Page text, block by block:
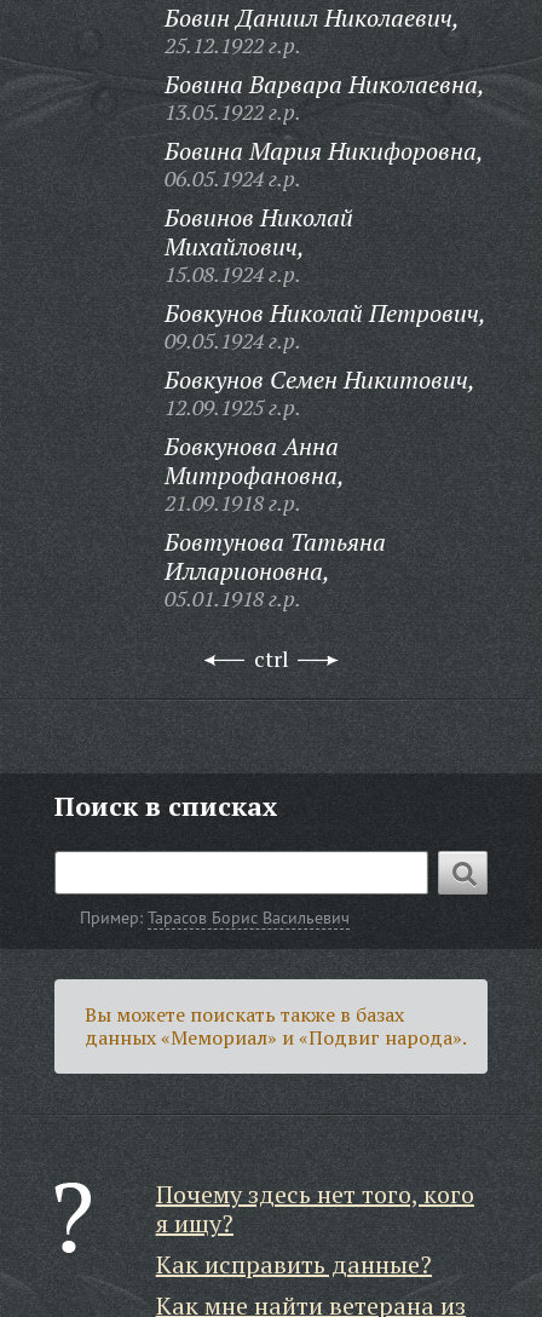
Бовин Даниил Николаевич,
25.12.1922 г.р.
Бовина Варвара Николаевна,
13.05.1922 г.р.
Бовина Мария Никифоровна,
06.05.1924 г.р.
Бовинов Николай
Михайлович,
15.08.1924 г.р.
Бовкунов Николай Петрович,
09.05.1924 г.р.
Бовкунов Семен Никитович,
12.09.1925 г.р.
Бовкунова Анна
Митрофановна,
21.09.1918 г.р.
Бовтунова Татьяна
Илларионовна,
05.01.1918 г.р.
ctrl
Поиск в списках
Пример:Тарасов Борис Васильевич
Вы можете поискать также в базах
данных «Мемориал» и «Подвиг народа».
Почему здесь нет того, кого
я ищу?
Как исправить данные?
Как мне найти ветерана из